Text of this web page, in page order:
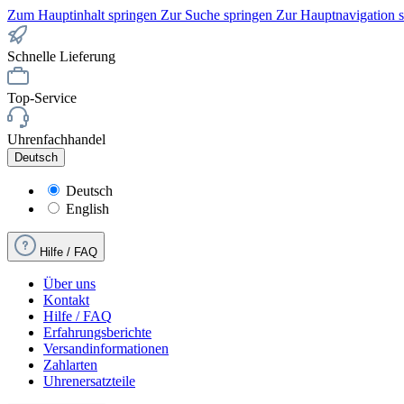
Zum Hauptinhalt springen Zur Suche springen Zur Hauptnavigation
Schnelle Lieferung
Top-Service
Uhrenfachhandel
Deutsch
Deutsch
English
Hilfe / FAQ
Über uns
Kontakt
Hilfe / FAQ
Erfahrungsberichte
Versandinformationen
Zahlarten
Uhrenersatzteile